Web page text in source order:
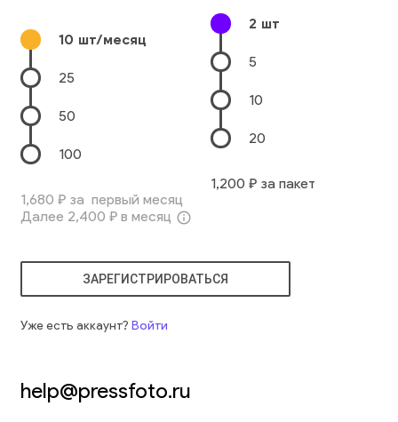
10 шт/месяц
25
50
100
1,680 ₽ за первый месяц
Далее 2,400 ₽ в месяц info_outline
2 шт
5
10
20
1,200 ₽ за пакет
ЗАРЕГИСТРИРОВАТЬСЯ
Уже есть аккаунт? Войти
help@pressfoto.ru